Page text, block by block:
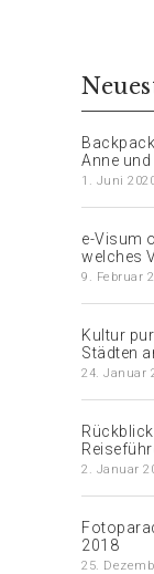
Anne
1. Juni
e-Visum
welches
9. Februar
Kultur
Städten
24. Januar
2. Januar
2018
25.